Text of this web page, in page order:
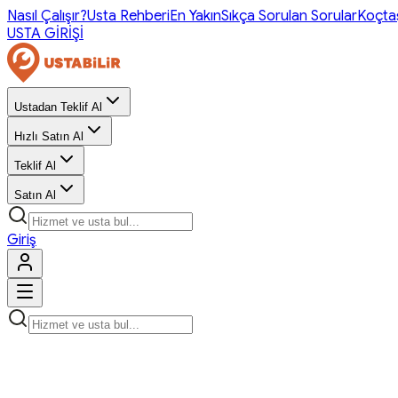
Nasıl Çalışır?Usta RehberiEn YakınSıkça Sorulan Sorular
USTA GİRİŞİ
Ustadan Teklif Al
Hızlı Satın Al
Teklif Al
Satın Al
Giriş